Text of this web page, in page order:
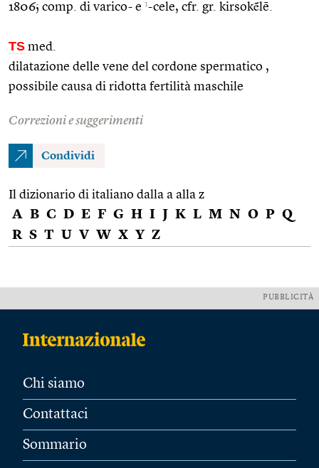
1806; comp. di varico- e 1-cele, cfr. gr. kirsokḗlē.
TS med.
dilatazione delle vene del cordone spermatico ,
possibile causa di ridotta fertilità maschile
Correzioni e suggerimenti
Condividi
Il dizionario di italiano dalla a alla z
A B C D E F G H I J K L M N O P Q
R S T U V W X Y Z
PUBBLICITÀ
Chi siamo
Contattaci
Sommario